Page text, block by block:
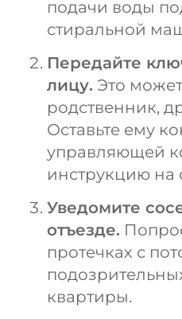
подачи воды
стиральной
Передайте
лицу. Это
родственник,
Оставьте ему
управляющей
инструкцию на
Уведомите
отъезде.
протечках с
квартиры.